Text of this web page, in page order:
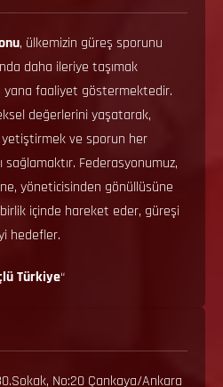
, ülkemizin güreş sporunu
daha ileriye taşımak
yana faaliyet göstermektedir.
değerlerini yaşatarak,
yetiştirmek ve sporun her
sağlamaktır. Federasyonumuz,
yöneticisinden gönüllüsüne
içinde hareket eder, güreşi
hedefler.
Türkiye“
No:20 Çankaya/Ankara